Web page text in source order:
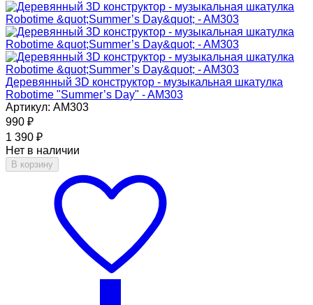
Деревянный 3D конструктор - музыкальная шкатулка
Robotime "Summer’s Day" - AM303
Артикул: AM303
990 ₽
1 390 ₽
Нет в наличии
В корзину